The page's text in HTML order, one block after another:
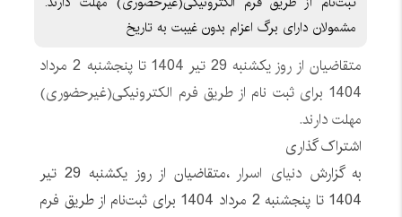
مشمولان دارای برگ اعزام بدون غیبت به تاریخ
متقاضیان از روز یکشنبه 29 تیر 1404 تا پنجشنبه 2 مرداد
1404 برای ثبت نام از طریق فرم الکترونیکی(غیرحضوری)
مهلت دارند.
اشتراک گذاری
به گزارش دنیای اسرار
،متقاضیان از روز یکشنبه 29 تیر
1404 تا پنجشنبه 2 مرداد 1404 برای ثبت‌نام از طریق فرم